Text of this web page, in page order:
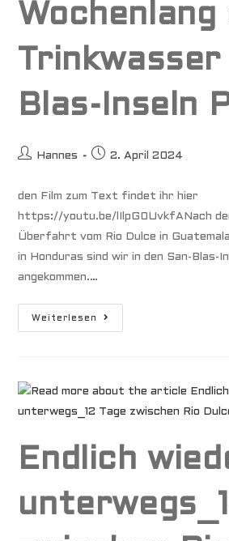
Wochenlang
Blas-Inseln
Beitrags-
Hannes
Beitrag
2. April 2024
den Film zum Text findet ihr hier
https://youtu.be/lIlpG0UvkfANach
Überfahrt vom Rio Dulce in
in Honduras sind wir in den San-Blas-
angekommen.…
Weiterlesen
Wochenlang
Inseln
Panama
Endlich